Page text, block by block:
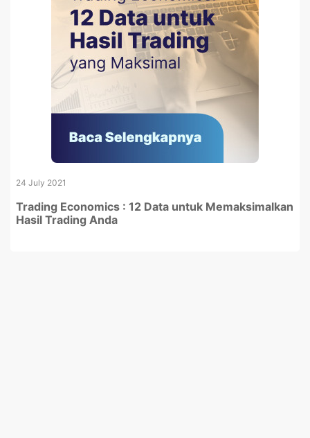
24 July 2021
Trading Economics : 12 Data untuk Memaksimalkan
Hasil Trading Anda